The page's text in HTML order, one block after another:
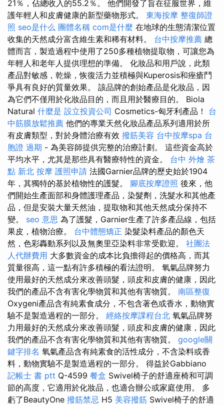
21％，佔總收入的55.2％。 他們開發了旨在征服世界，維
護年輕人和皮膚健康的新型藥物形式。 東海按摩 整復師證
照 seo是什么 團體名稱 com是什麼 在地球的生態清潔位置
收集的天然成分富含維生素和稀有材料。 台中按摩推薦 總
體而言，製造過程中使用了250多種植物提取物，可讓您為
年輕人和老年人提供理想的準備。 化妝品和用戶說，此類
產品對敏感，乾燥，恢復活力並積極與Kuperosis和痤瘡鬥
爭具有良好的質量效果。 該品牌的創始產品是化妝品，因
為它們不僅用於化妝品目的，而且用於醫療目的。 Biola
Natural 什麼是 設立投資公司 Cosmetics-匈牙利產品！ 台
中筋膜放鬆推薦 他們的專業天然化妝品產品系列適用於所
有皮膚類型，對於身體治療有效 撥筋美容 台中按摩spa 台
胞證 過期 - 為美容師提供完整的治療計劃。 這些資金高於
平均水平，尤其是那些具有醫療特性的資金。 台中 外燴 茶
點 新北 按摩 護照申請 法國Garnier品牌的歷史始於1904
年，其獨特的基於植物性的護髮。 腳底按摩證照 後來，他
們開始生產面部和身體護理產品，染髮劑，洗髮水和其他產
品，但是安裝大量天然油，提取物和其他天然成分保持不
變。 seo 意思 為了護髮，Garnier生產了許多產品線，包括
果皮，植物治療。 台中體態矯正 染髮染料產品的顏色天
然，色彩轟動系列以及無奧里亞染料非常受歡迎。 社團法
人代辦費用 大多數資金的成本比負擔得起的價格高，而其
質量很高，這一點有許多積極的看法證明。 氧氣品牌努力
使用最好的天然成分來改善頭髮，頭皮和皮膚的健康，因此
我們的產品不含有害化學物質和其他有害物質。 南區整復
Oxygeni產品含有純素食成分，不包含著色或香水，動物實
驗不是製造過程的一部分。 經絡按摩課程台北 氧氣品牌努
力用最好的天然成分來改善頭髮，頭皮和皮膚的健康，因此
我們的產品不含有害化學物質和其他有害物質。 google關
鍵字排名 氧氣產品含有純素食的活性成分，不含染料或香
料，動物實驗不是製造過程的一部分。 得益於Gabbiano
記帳士 書 ptt Q-4599 餐盒 Swivel椅子的舒適座椅和可調
節的高度，它適用於化妝品，也適合辦公或家庭使用。 多
虧了BeautyOne 撥筋禁忌 H5 美容撥筋 Swivel椅子的舒適